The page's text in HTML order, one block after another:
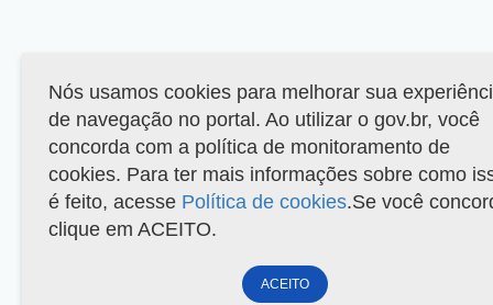
Nós usamos cookies para melhorar sua
de navegação no portal. Ao utilizar o gov.br, você
concorda com a política de monitoramento de
cookies. Para ter mais informações sobre como
é feito, acesse Política de cookies.Se você
clique em ACEITO.
ACEITO